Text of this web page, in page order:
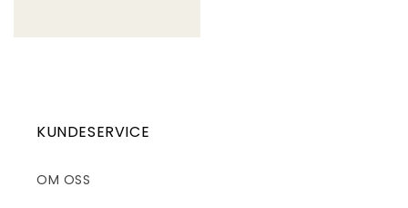
KUNDESERVICE
OM OSS